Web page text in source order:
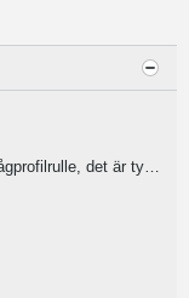
Alla vet ju att Ambassadeur inte är en lågprofilrulle, det är tydligt. Men hur hög profil har de egentligen?...